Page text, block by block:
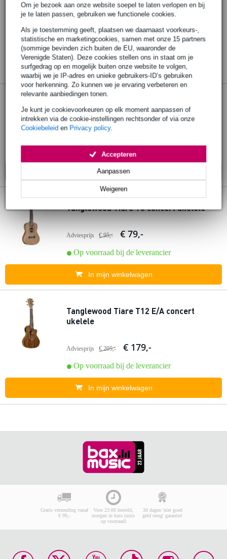
Om je bezoek aan onze website soepel te laten verlopen en bij
je te laten passen, gebruiken we functionele cookies.
Als je toestemming geeft, plaatsen we daarnaast voorkeurs-,
statistische en marketingcookies, samen met onze 15 partners
(sommige bevinden zich buiten de EU, waaronder de
Verenigde Staten). Deze cookies stellen ons in staat om je
surfgedrag op en mogelijk buiten onze website te volgen,
waarbij we je IP-adres en unieke gebruikers-ID’s gebruiken
voor herkenning. Zo kunnen we je ervaring verbeteren en
relevante aanbiedingen tonen.
Je kunt je cookievoorkeuren op elk moment aanpassen of
intrekken via de cookie-instellingen rechtsonder of via onze
Cookiebeleid en Privacy policy.
Weigeren
Aanpassen
Accepteren
Tanglewood Tiare T19 tenor ukelele
Adviesprijs € 156,-
In mijn winkelwagen
Tanglewood Tiare T3 concert ukelele
Adviesprijs € 95,- € 79,-
Op voorraad bij de leverancier
In mijn winkelwagen
Tanglewood Tiare T12 E/A concert
ukelele
Adviesprijs € 205,- € 179,-
Op voorraad bij de leverancier
In mijn winkelwagen
Gratis verzending vanaf
€ 99,-
Voor 23:00 besteld,
morgen in huis (mits
op voorraad)
30 dagen 'niet goed
geld terug' garantie!